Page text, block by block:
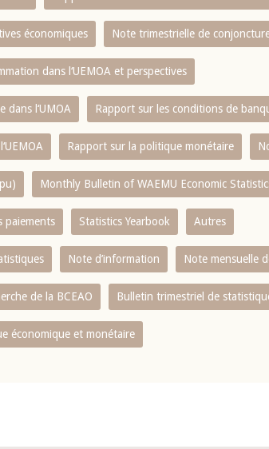
économiques Note trimestrielle de
dans l‘UEMOA et perspectives
dans l‘UMOA Rapport sur les conditions de
Rapport sur la politique monétaire
Monthly Bulletin of WAEMU Economic
paiements Statistics Yearbook Autres
Note d’information Note mensuelle
de la BCEAO Bulletin trimestriel de
économique et monétaire